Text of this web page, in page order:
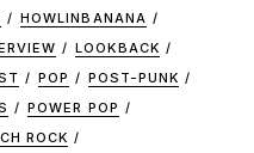
HOWLINBANANA
LOOKBACK
POP
POST-PUNK
POWER POP
ROCK